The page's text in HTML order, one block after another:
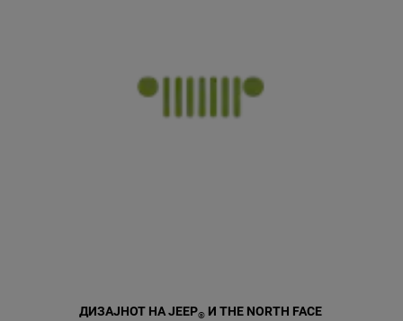
ДИЗАЈНОТ НА JEEP®И THE NORTH FACE